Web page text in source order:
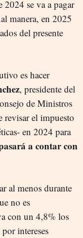
2024 se va a pagar
manera, en 2025
del presente
es hacer
, presidente del
de Ministros
revisar el impuesto
en 2024 para
a contar con
al menos durante
no es
con un 4,8% los
intereses